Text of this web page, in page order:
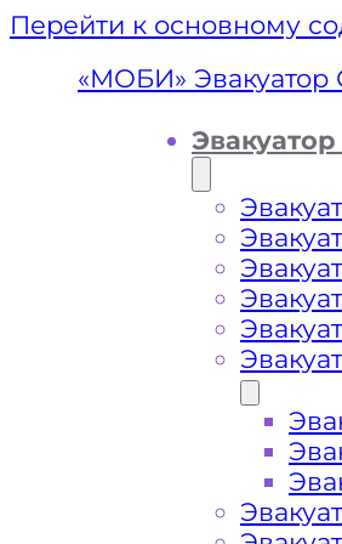
Перейти к основному
«МОБИ» Эвакуатор